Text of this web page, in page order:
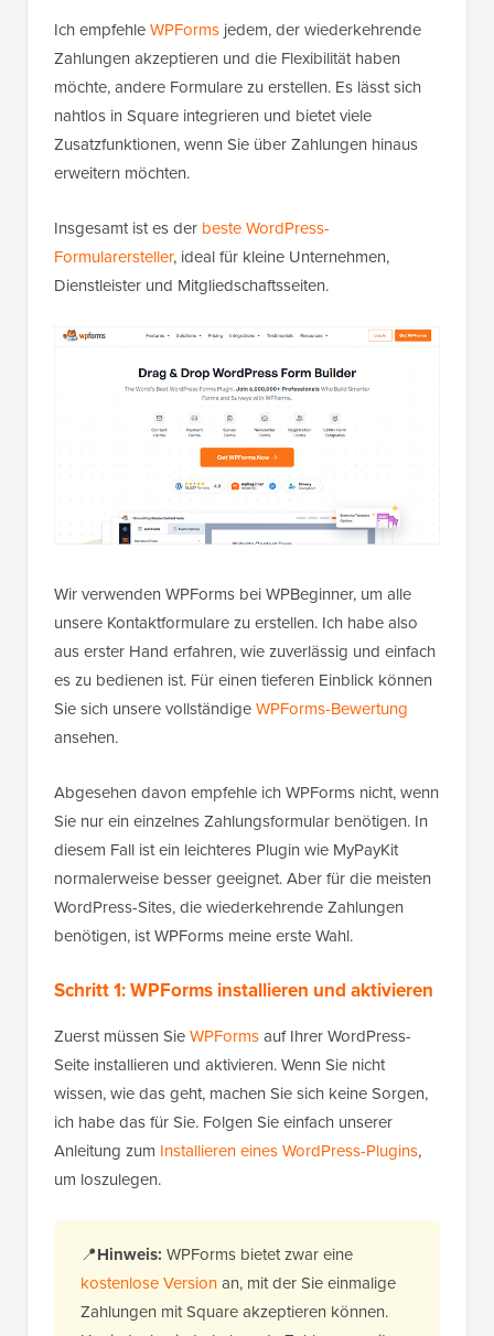
Ich empfehleWPForms jedem, der wiederkehrende
Zahlungen akzeptieren und die Flexibilität haben
möchte, andere Formulare zu erstellen. Es lässt sich
nahtlos in Square integrieren und bietet viele
Zusatzfunktionen, wenn Sie über Zahlungen hinaus
erweitern möchten.
Insgesamt ist es der beste WordPress-
Formularersteller, ideal für kleine Unternehmen,
Dienstleister und Mitgliedschaftsseiten.
Wir verwenden WPForms bei WPBeginner, um alle
unsere Kontaktformulare zu erstellen. Ich habe also
aus erster Hand erfahren, wie zuverlässig und einfach
es zu bedienen ist. Für einen tieferen Einblick können
Sie sich unsere vollständigeWPForms-Bewertung
ansehen.
Abgesehen davon empfehle ich WPForms nicht, wenn
Sie nur ein einzelnes Zahlungsformular benötigen. In
diesem Fall ist ein leichteres Plugin wie MyPayKit
normalerweise besser geeignet. Aber für die meisten
WordPress-Sites, die wiederkehrende Zahlungen
benötigen, ist WPForms meine erste Wahl.
Schritt 1: WPForms installieren und aktivieren
Zuerst müssen SieWPFormsauf Ihrer WordPress-
Seite installieren und aktivieren. Wenn Sie nicht
wissen, wie das geht, machen Sie sich keine Sorgen,
ich habe das für Sie. Folgen Sie einfach unserer
Anleitung zum Installieren eines WordPress-Plugins,
um loszulegen.
📍Hinweis: WPForms bietet zwar eine
kostenlose Versionan, mit der Sie einmalige
Zahlungen mit Square akzeptieren können.